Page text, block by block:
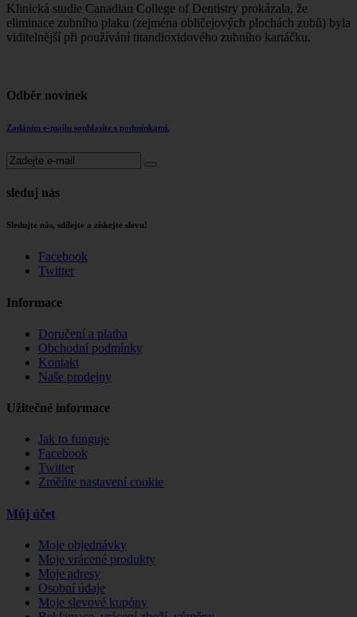
Klinická studie Canadian College of Dentistry prokázala, že
eliminace zubního plaku (zejména obličejových plochách zubů) byla
viditelnější při používání titandioxidového zubního kartáčku.
Odběr novinek
Zadáním e-mailu souhlasíte s podmínkami.
sleduj nás
Sledujte nás, sdílejte a získejte slevu!
Facebook
Twitter
Informace
Doručení a platba
Obchodní podmínky
Kontakt
Naše prodejny
Užitečné informace
Jak to funguje
Facebook
Twitter
Změňte nastavení cookie
Můj účet
Moje objednávky
Moje vrácené produkty
Moje adresy
Osobní údaje
Moje slevové kupóny